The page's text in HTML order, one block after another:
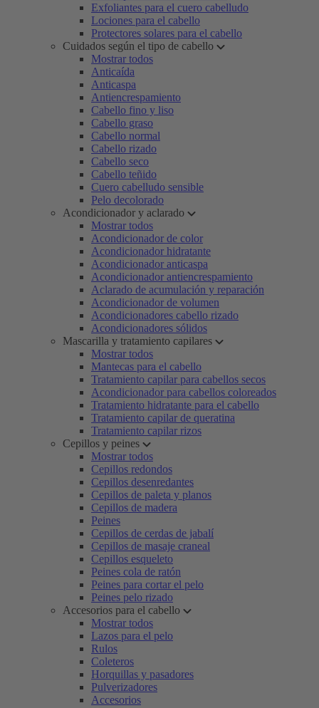
Exfoliantes para el cuero cabelludo
Lociones para el cabello
Protectores solares para el cabello
Cuidados según el tipo de cabello
Mostrar todos
Anticaída
Anticaspa
Antiencrespamiento
Cabello fino y liso
Cabello graso
Cabello normal
Cabello rizado
Cabello seco
Cabello teñido
Cuero cabelludo sensible
Pelo decolorado
Acondicionador y aclarado
Mostrar todos
Acondicionador de color
Acondicionador hidratante
Acondicionador anticaspa
Acondicionador antiencrespamiento
Aclarado de acumulación y reparación
Acondicionador de volumen
Acondicionadores cabello rizado
Acondicionadores sólidos
Mascarilla y tratamiento capilares
Mostrar todos
Mantecas para el cabello
Tratamiento capilar para cabellos secos
Acondicionador para cabellos coloreados
Tratamiento hidratante para el cabello
Tratamiento capilar de queratina
Tratamiento capilar rizos
Cepillos y peines
Mostrar todos
Cepillos redondos
Cepillos desenredantes
Cepillos de paleta y planos
Cepillos de madera
Peines
Cepillos de cerdas de jabalí
Cepillos de masaje craneal
Cepillos esqueleto
Peines cola de ratón
Peines para cortar el pelo
Peines pelo rizado
Accesorios para el cabello
Mostrar todos
Lazos para el pelo
Rulos
Coleteros
Horquillas y pasadores
Pulverizadores
Accesorios